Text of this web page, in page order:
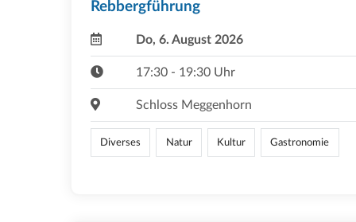
Rebbergführung
Do, 6. August 2026
17:30 - 19:30 Uhr
Schloss Meggenhorn
Diverses Natur Kultur Gastronomie